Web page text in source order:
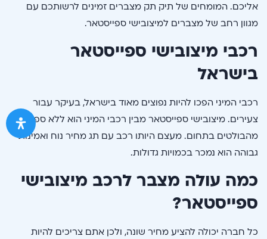
אליכם. המומחים של תיק תק מצברים זמינים לרשותכם עם
מגוון רחב של מצברים למיצובישי ספייסטאר.
רכבי מיצובישי ספייסטאר
בישראל
רכבי המיני הפכו להיות נפוצים מאוד בישראל, בעיקר עבור
צעירים. מיצובישי ספייסטאר מבין רכבי המיני הוא ללא ספק
מהבולטים בתחום. מעצם היותו רכב עם תג מחיר נוח ואמינות
גבוהה הוא נמכר בכמויות גדולות.
כמה עולה מצבר לרכב מיצובישי
ספייסטאר?
כל חברה יכולה להציע מחיר שונה, ולכן אתם צריכים להיות